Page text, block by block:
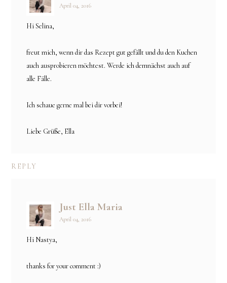
April 04, 2016
Hi Selina,
freut mich, wenn dir das Rezept gut gefällt und du den Kuchen
auch ausprobieren möchtest. Werde ich demnächst auch auf
alle Fälle.
Ich schaue gerne mal bei dir vorbei!
Liebe Grüße, Ella
REPLY
Just Ella Maria
April 04, 2016
Hi Nastya,
thanks for your comment :)